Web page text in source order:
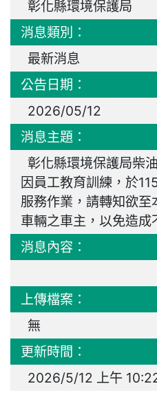
彰化縣環境保護局
消息類別：
最新消息
公告日期：
2026/05/12
消息主題：
彰化縣環境保護局柴
因員工教育訓練，於
服務作業，請轉知欲
車輛之車主，以免造成
消息內容：
上傳檔案：
無
更新時間：
2026/5/12 上午